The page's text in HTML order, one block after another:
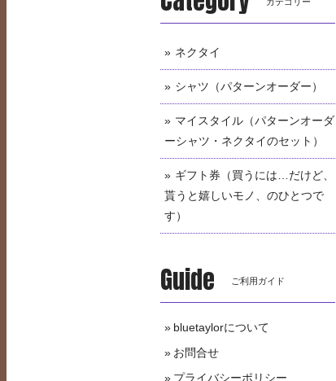
ネクタイ
シャツ（パターンオーダー）
マイスタイル（パターンオーダ
ーシャツ・ネクタイのセット）
ギフト券（買うには…だけど、
貰うと嬉しいモノ、のひとつで
す）
Guide ご利用ガイド
bluetaylorについて
お問合せ
プライバシーポリシー